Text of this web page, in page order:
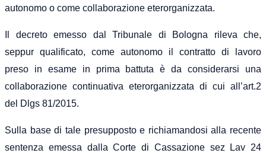
autonomo o come collaborazione eterorganizzata.
Il decreto emesso dal Tribunale di Bologna rileva che,
seppur qualificato, come autonomo il contratto di lavoro
preso in esame in prima battuta è da considerarsi una
collaborazione continuativa eterorganizzata di cui all’art.2
del Dlgs 81/2015.
Sulla base di tale presupposto e richiamandosi alla recente
sentenza emessa dalla Corte di Cassazione sez Lav 24